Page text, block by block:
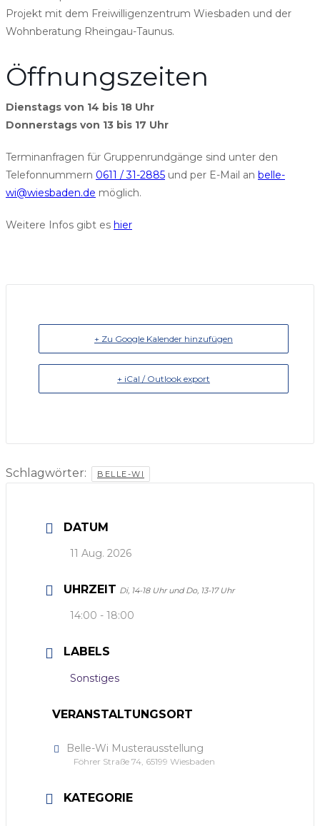
Projekt mit dem Freiwilligenzentrum Wiesbaden und der
Wohnberatung Rheingau-Taunus.
Öffnungszeiten
Dienstags von 14 bis 18 Uhr
Donnerstags von 13 bis 17 Uhr
Terminanfragen für Gruppenrundgänge sind unter den
Telefonnummern 0611 / 31-2885 und per E-Mail an belle-
wi@wiesbaden.de möglich.
Weitere Infos gibt es hier
+ Zu Google Kalender hinzufügen
+ iCal / Outlook export
Schlagwörter: BELLE-WI
DATUM
11 Aug. 2026
UHRZEIT Di, 14-18 Uhr und Do, 13-17 Uhr
14:00 - 18:00
LABELS
Sonstiges
VERANSTALTUNGSORT
Belle-Wi Musterausstellung
Föhrer Straße 74, 65199 Wiesbaden
KATEGORIE